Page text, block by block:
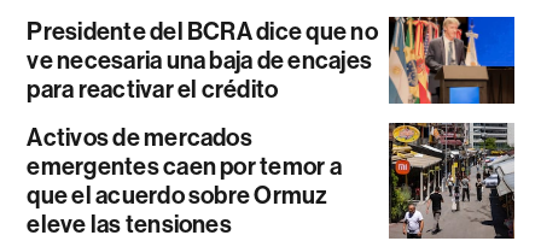
Presidente del BCRA dice que no
ve necesaria una baja de encajes
para reactivar el crédito
Activos de mercados
emergentes caen por temor a
que el acuerdo sobre Ormuz
eleve las tensiones